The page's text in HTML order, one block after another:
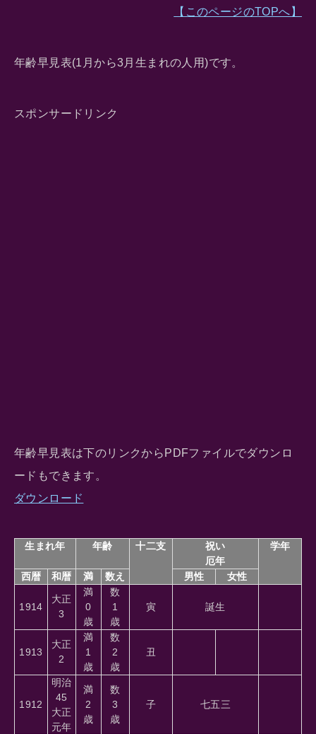
【このページのTOPへ】
年齢早見表(1月から3月生まれの人用)です。
スポンサードリンク
年齢早見表は下のリンクからPDFファイルでダウンロ
ードもできます。
ダウンロード
生まれ年 年齢 十二支
祝い
厄年
学年
西暦 和暦 満 数え 男性 女性
1914
大正
3
満
0
歳
数
1
歳
寅 誕生
1913
大正
2
満
1
歳
数
2
歳
丑
1912
明治
45
大正
元年
満
2
歳
数
3
歳
子 七五三